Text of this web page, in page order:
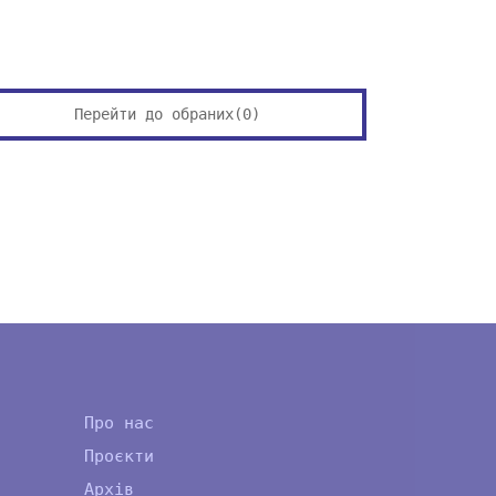
Перейти до обраних(0)
Про нас
Проєкти
Архів